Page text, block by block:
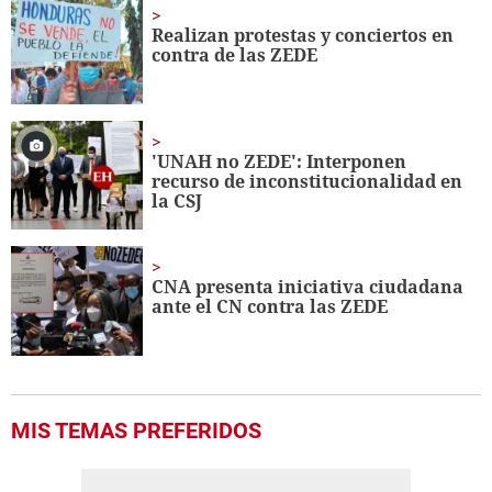
2
minutes,
35
seconds
Realizan protestas y conciertos en
contra de las ZEDE
'UNAH no ZEDE': Interponen
recurso de inconstitucionalidad en
la CSJ
CNA presenta iniciativa ciudadana
ante el CN contra las ZEDE
MIS TEMAS PREFERIDOS